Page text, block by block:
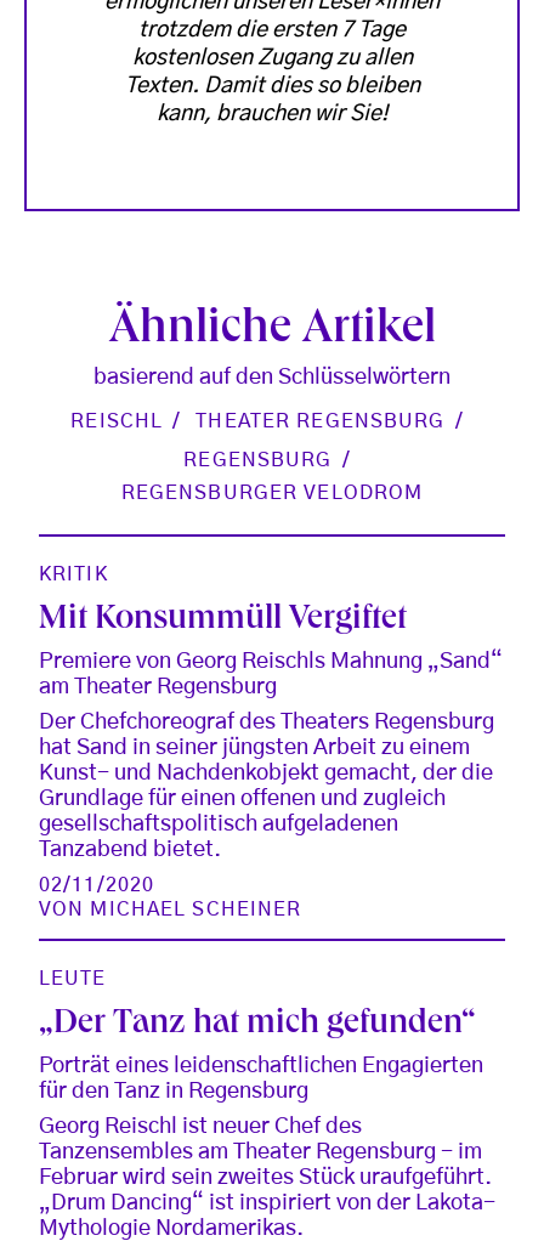
trotzdem die ersten 7 Tage
kostenlosen Zugang zu allen
Texten. Damit dies so bleiben
kann, brauchen wir Sie!
Ähnliche Artikel
basierend auf den Schlüsselwörtern
REISCHL
THEATER REGENSBURG
REGENSBURG
REGENSBURGER VELODROM
KRITIK
Mit Konsummüll Vergiftet
Premiere von Georg Reischls Mahnung „Sand“
am Theater Regensburg
Der Chefchoreograf des Theaters Regensburg
hat Sand in seiner jüngsten Arbeit zu einem
Kunst- und Nachdenkobjekt gemacht, der die
Grundlage für einen offenen und zugleich
gesellschaftspolitisch aufgeladenen
Tanzabend bietet.
02/11/2020
VON MICHAEL SCHEINER
LEUTE
„Der Tanz hat mich gefunden“
Porträt eines leidenschaftlichen Engagierten
für den Tanz in Regensburg
Georg Reischl ist neuer Chef des
Tanzensembles am Theater Regensburg - im
Februar wird sein zweites Stück uraufgeführt.
„Drum Dancing“ ist inspiriert von der Lakota-
Mythologie Nordamerikas.